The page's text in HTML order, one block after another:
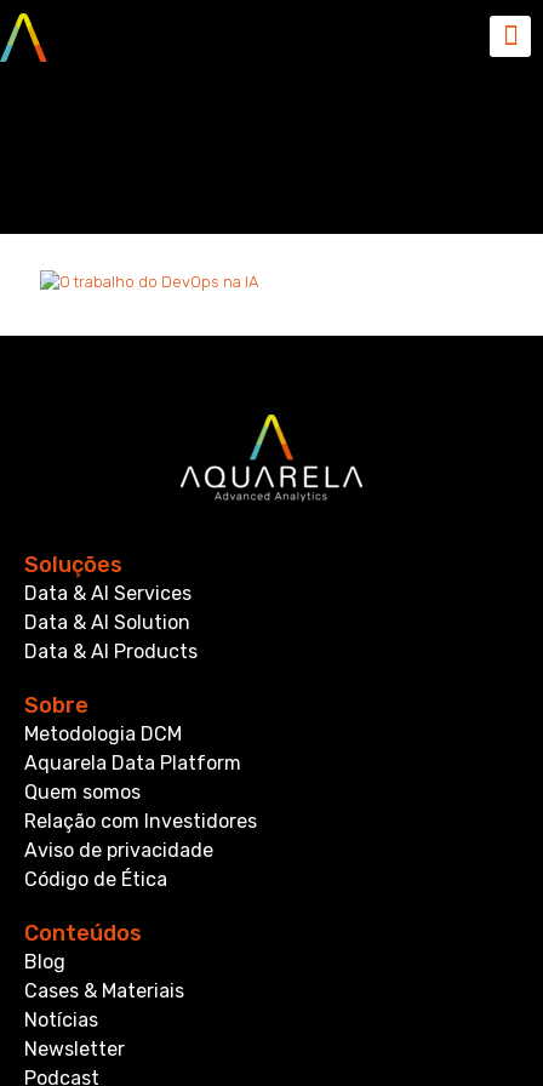
Soluções
Data & AI Services
Data & AI Solution
Data & AI Products
Sobre
Metodologia DCM
Aquarela Data Platform
Quem somos
Relação com Investidores
Aviso de privacidade
Código de Ética
Conteúdos
Blog
Cases & Materiais
Notícias
Newsletter
Podcast